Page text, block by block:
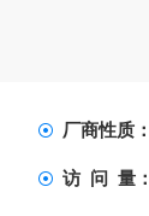
厂商性质：
访 问 量：